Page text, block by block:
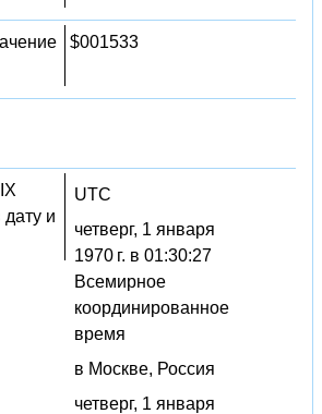
$001533
и
UTC
четверг, 1 января
1970 г. в 01:30:27
Всемирное
координированное
время
в Москве, Россия
четверг, 1 января